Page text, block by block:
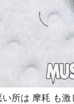
所は 摩耗 も激